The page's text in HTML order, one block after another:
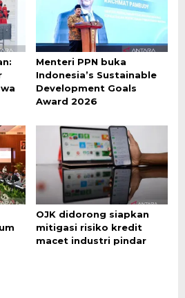
Menteri PPN buka
Indonesia’s Sustainable
Development Goals
Award 2026
OJK didorong siapkan
mitigasi risiko kredit
macet industri pindar